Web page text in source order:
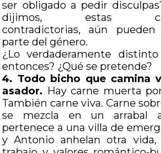
ser obligado a pedir
dijimos, estas
contradictorias, aún pueden
parte del género.
¿Lo verdaderamente
entonces? ¿Qué se pretende?
4. Todo bicho que camina
asador. Hay carne muerta
También carne viva. Carne
se mezcla en un arrabal
pertenece a una villa de
y Antonio anhelan otra